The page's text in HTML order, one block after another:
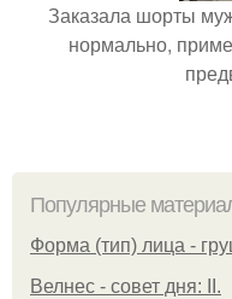
Заказала шорты
нормально,
Популярные
Форма (тип) лица -
Велнес - совет дня: II.